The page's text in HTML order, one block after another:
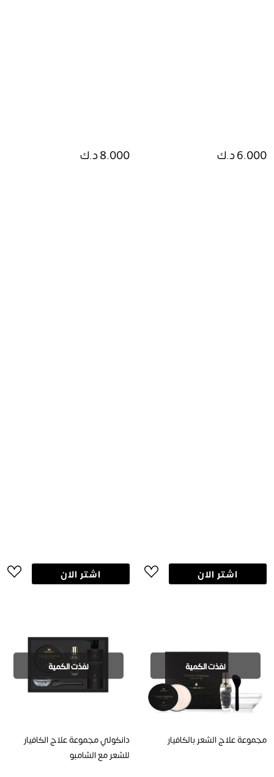
6.000 د.ك
اشتر الان
8.000 د.ك
اشتر الان
نفذت الكمية
مجموعة علاج الشعر بالكافيار
نفذت الكمية
دانكولي مجموعة علاج الكافيار
للشعر مع الشامبو